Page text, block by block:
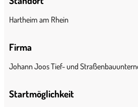
Hartheim am Rhein
Firma
Johann Joos Tief- und
Startmöglichkeit